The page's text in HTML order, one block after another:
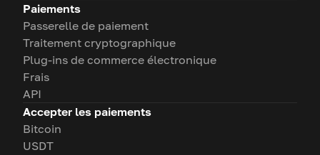
Paiements
Passerelle de paiement
Traitement cryptographique
Plug-ins de commerce électronique
Frais
API
Accepter les paiements
Bitcoin
USDT